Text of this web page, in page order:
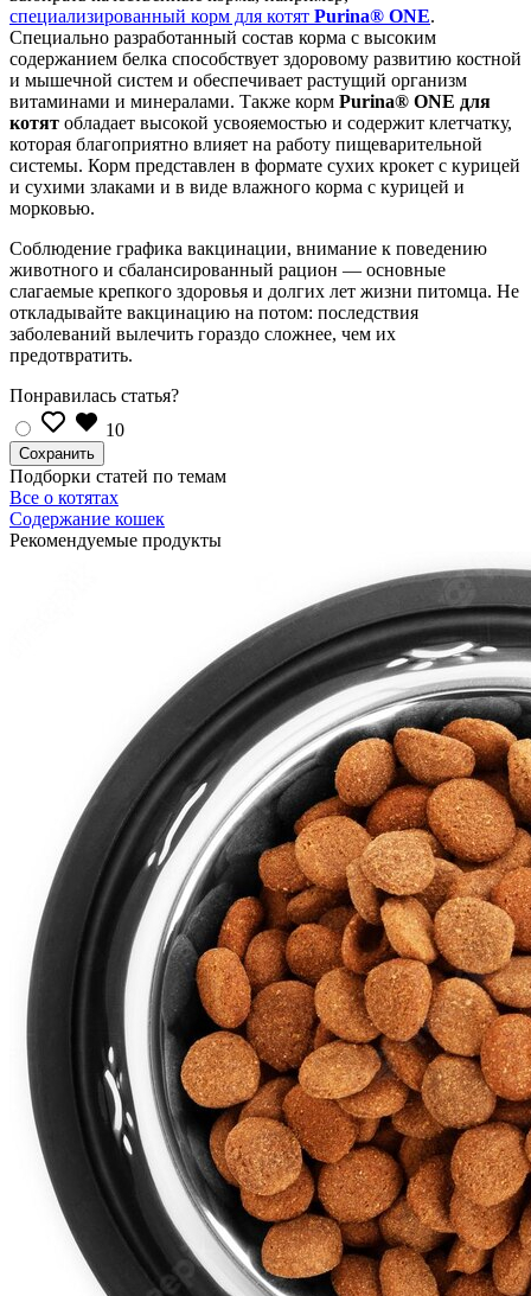
специализированный корм для котят Purina® ONE.
Специально разработанный состав корма с высоким
содержанием белка способствует здоровому развитию костной
и мышечной систем и обеспечивает растущий организм
витаминами и минералами. Также корм Purina® ONE для
котят обладает высокой усвояемостью и содержит клетчатку,
которая благоприятно влияет на работу пищеварительной
системы. Корм представлен в формате сухих крокет с курицей
и сухими злаками и в виде влажного корма с курицей и
морковью.
Соблюдение графика вакцинации, внимание к поведению
животного и сбалансированный рацион — основные
слагаемые крепкого здоровья и долгих лет жизни питомца. Не
откладывайте вакцинацию на потом: последствия
заболеваний вылечить гораздо сложнее, чем их
предотвратить.
Понравилась статья?
10
Подборки статей по темам
Все о котятах
Содержание кошек
Рекомендуемые продукты